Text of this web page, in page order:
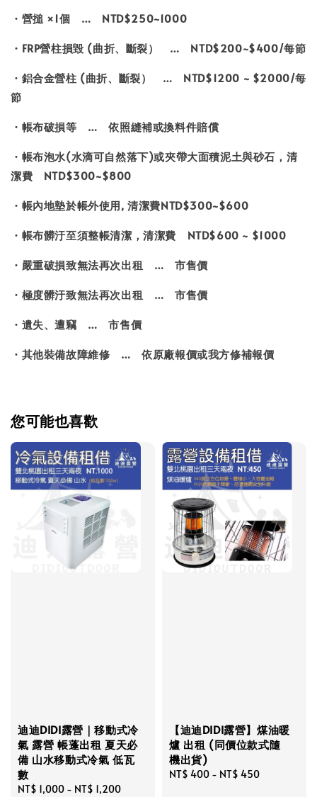
・營搥 ×1個 … NTD$250~1000
・FRP營柱損毀 (曲折、斷裂） … NTD$200~$400/每節
・鋁合金營柱 (曲折、斷裂） … NTD$1200 ~ $2000/每
節
・帳布破損等 … 依照縫補或換料件賠償
・帳布泡水(水滴可自然落下)或夾帶大面積泥土與砂石，清
潔費 NTD$300~$800
・帳內地墊於帳外使用, 清潔費NTD$300~$600
・帳布髒汙至須整帳清潔，清潔費 NTD$600 ~ $1000
・嚴重破損致無法再次出租 … 市售價
・極度髒汙致無法再次出租 … 市售價
・遺失、遭竊 … 市售價
・其他裝備故障維修 … 依原廠報價或我方修補報價
您可能也喜歡
迪迪DIDI露營｜移動式冷
氣 露營 帳蓬出租 夏天必
備 山水移動式冷氣 低瓦
數
Regular
NT$ 1,000 - NT$ 1,200
【迪迪DIDI露營】煤油暖
爐 出租 (同價位款式隨
機出貨)
Regular
NT$ 400 - NT$ 450